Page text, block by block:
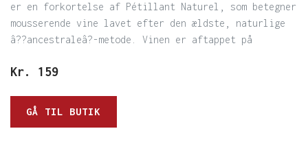
er en forkortelse af Pétillant Naturel, som betegner
mousserende vine lavet efter den ældste, naturlige
â??ancestraleâ?-metode. Vinen er aftappet på
Kr. 159
GÅ TIL BUTIK